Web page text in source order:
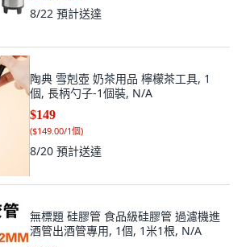
8/22 預計送達
陶典 雪剋壺 奶茶用品 檸檬茶工具, 1
個, 長柄勺子-1個裝, N/A
$149
($149.00/1個)
8/20 預計送達
無標題 硅膠管 食品級硅膠管 過濾機進
酒管出酒管專用, 1個, 1米1根, N/A